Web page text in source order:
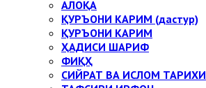
АЛОҚА
ҚУРЪОНИ КАРИМ (дастур)
ҚУРЪОНИ КАРИМ
ҲАДИСИ ШАРИФ
ФИҚҲ
СИЙРАТ ВА ИСЛОМ ТАРИХИ